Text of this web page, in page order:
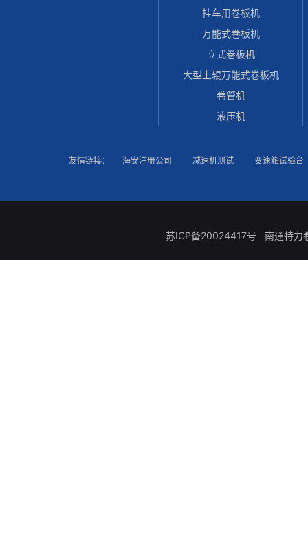
挂车用卷板机
万能式卷板机
立式卷板机
大型上辊万能式卷板机
卷管机
液压机
友情链接： 海安注册公司 减速机测试 变速箱试验台
苏ICP备20024417号 南通特力